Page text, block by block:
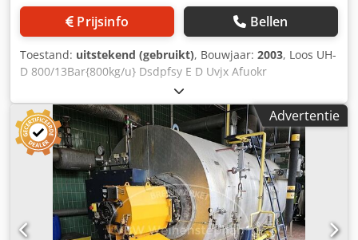
Prijsinfo Bellen
Toestand: uitstekend (gebruikt), Bouwjaar: 2003, Loos UH-
D 800/13Bar{800kg/u} Dsdpfsy E D Uvjx Afuokr
Advertentie